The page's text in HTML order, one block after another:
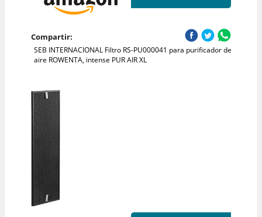
Compartir:
SEB INTERNACIONAL Filtro RS-PU000041 para purificador de
aire ROWENTA, intense PUR AIR XL